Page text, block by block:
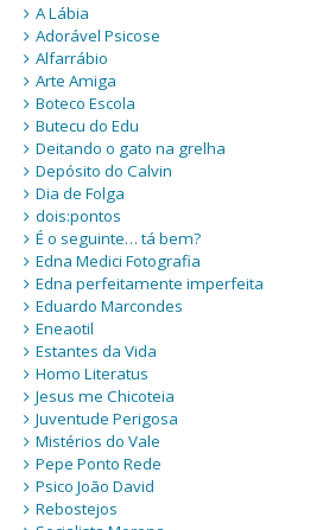
A Lábia
Adorável Psicose
Alfarrábio
Arte Amiga
Boteco Escola
Butecu do Edu
Deitando o gato na grelha
Depósito do Calvin
Dia de Folga
dois:pontos
É o seguinte… tá bem?
Edna Medici Fotografia
Edna perfeitamente imperfeita
Eduardo Marcondes
Eneaotil
Estantes da Vida
Homo Literatus
Jesus me Chicoteia
Juventude Perigosa
Mistérios do Vale
Pepe Ponto Rede
Psico João David
Rebostejos